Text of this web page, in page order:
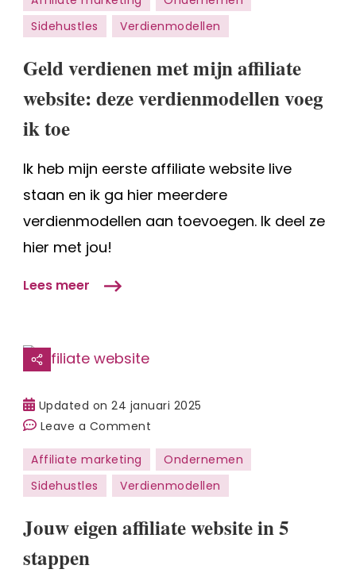
verdienen
met
affiliate
website:
deze
ik
toe
Sidehustles
Verdienmodellen
Geld verdienen met mijn affiliate
website: deze verdienmodellen voeg
ik toe
Ik heb mijn eerste affiliate website live
staan en ik ga hier meerdere
verdienmodellen aan toevoegen. Ik deel ze
hier met jou!
Lees meer
Updated on24 januari 2025
Leave a Comment
Jouw
eigen
affiliate
in
Affiliate marketing
Ondernemen
Sidehustles
Verdienmodellen
Jouw eigen affiliate website in 5
stappen